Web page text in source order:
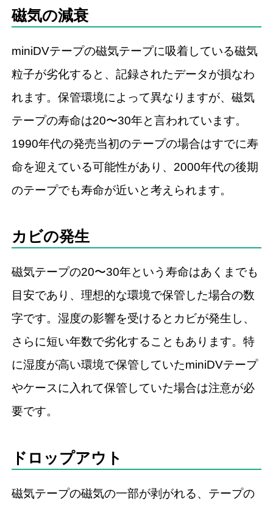
磁気の減衰
miniDVテープの磁気テープに吸着している磁気
粒子が劣化すると、記録されたデータが損なわ
れます。保管環境によって異なりますが、磁気
テープの寿命は20〜30年と言われています。
1990年代の発売当初のテープの場合はすでに寿
命を迎えている可能性があり、2000年代の後期
のテープでも寿命が近いと考えられます。
カビの発生
磁気テープの20〜30年という寿命はあくまでも
目安であり、理想的な環境で保管した場合の数
字です。湿度の影響を受けるとカビが発生し、
さらに短い年数で劣化することもあります。特
に湿度が高い環境で保管していたminiDVテープ
やケースに入れて保管していた場合は注意が必
要です。
ドロップアウト
磁気テープの磁気の一部が剥がれる、テープの